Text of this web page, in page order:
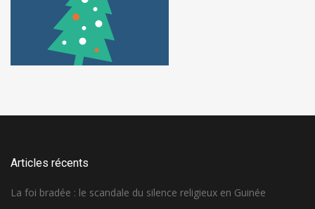
Articles récents
La foi bradée : le scandale du silence religieux en Guinée